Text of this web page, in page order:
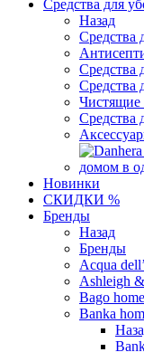
Средства для
Назад
Средства
Средства
Средства
Чистящие
Средства
Новинки
СКИДКИ %
Бренды
Назад
Бренды
Acqua
Ashleigh
Bago home
Banka